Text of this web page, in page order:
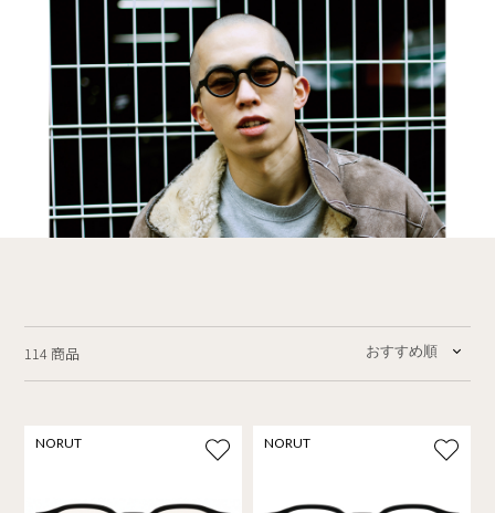
114 商品
NORUT NORUT